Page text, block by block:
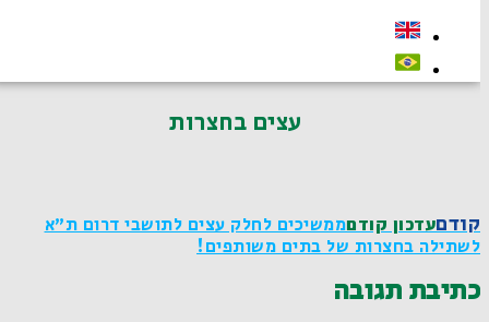
עצים בחצרות
קודםעדכון קודםממשיכים לחלק עצים לתושבי דרום ת"א
לשתילה בחצרות של בתים משותפים!
כתיבת תגובה